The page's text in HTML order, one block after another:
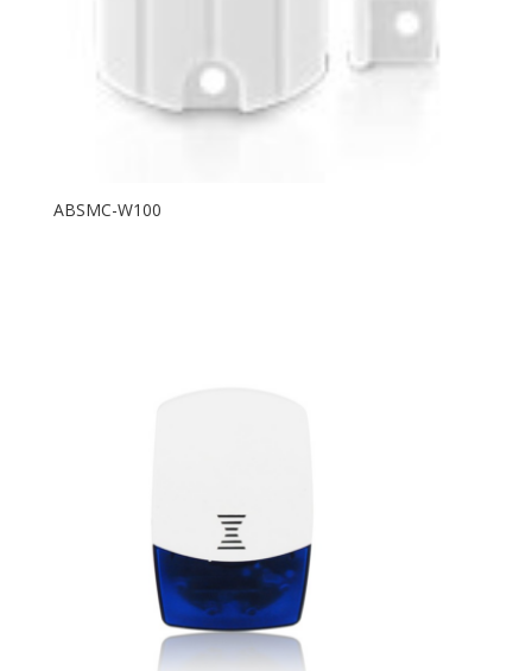
ABSMC-W100